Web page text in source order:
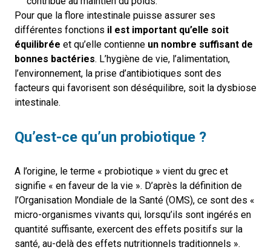
Pour que la flore intestinale puisse assurer ses
différentes fonctions il est important qu’elle soit
équilibrée et qu’elle contienne un nombre suffisant de
bonnes bactéries. L’hygiène de vie, l’alimentation,
l’environnement, la prise d’antibiotiques sont des
facteurs qui favorisent son déséquilibre, soit la dysbiose
intestinale.
Qu’est-ce qu’un probiotique ?
A l’origine, le terme « probiotique » vient du grec et
signifie « en faveur de la vie ». D’après la définition de
l’Organisation Mondiale de la Santé (OMS), ce sont des «
micro-organismes vivants qui, lorsqu’ils sont ingérés en
quantité suffisante, exercent des effets positifs sur la
santé, au-delà des effets nutritionnels traditionnels ».